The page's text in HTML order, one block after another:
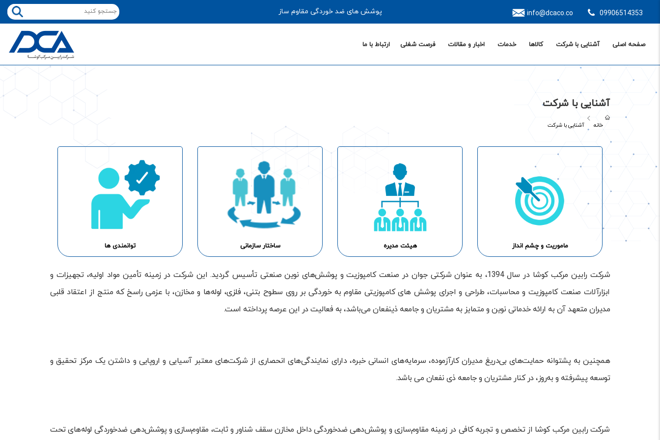
پوشش های ضد خوردگی مقاوم ساز info@dcaco.co 09906514353
صفحه اصلی آشنایی با شرکت کالاها خدمات اخبار و مقالات فرصت شغلی ارتباط با ما
آشنایی با شرکت
خانه آشنایی با شرکت
ماموریت و چشم انداز هیئت مدیره ساختار سازمانی توانمندی ها
شرکت رابین مرکب کوشا در سال 1394، به عنوان شرکتی جوان در صنعت کامپوزیت و پوشش‌های نوین صنعتی تأسیس گردید. این شرکت در زمینه تأمین مواد اولیه، تجهیزات و
ابزارآلات صنعت کامپوزیت و محاسبات، طراحی و اجرای پوشش های کامپوزیتی مقاوم به خوردگی بر روی سطوح بتنی، فلزی، لوله‌ها و مخازن، با عزمی راسخ که منتج از اعتقاد قلبی
مدیران متعهد آن به ارائه خدماتی نوین و متمایز به مشتریان و جامعه ذینفعان می‌باشد، به فعالیت در این عرصه پرداخته است.
همچنین به پشتوانه حمایت‌های بی‌دریغ مدیران کارآزموده، سرمایه‌های انسانی خبره، دارای نمایندگی‌های انحصاری از شرکت‌های معتبر آسیایی و اروپایی و داشتن یک مرکز تحقیق و
توسعه پیشرفته و به‌روز، در کنار مشتریان و جامعه ذی نفعان می باشد.
شرکت رابین مرکب کوشا از تخصص و تجربه کافی در زمینه مقاوم‌سازی و پوشش‌دهی ضد‌خوردگی داخل مخازن سقف شناور و ثابت، مقاوم‌سازی و پوشش‌دهی ضد‌خوردگی لوله‌های تحت